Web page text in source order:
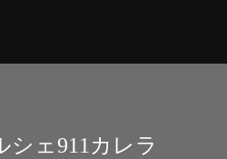
ェ911カレラ